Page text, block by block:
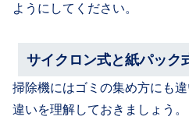
ようにしてください。
サイクロン式と紙パック
掃除機にはゴミの集め方にも
違いを理解しておきましょう。